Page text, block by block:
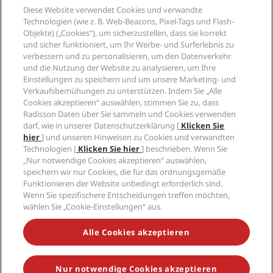
Neue und aufstrebende Hotels
Radisson Hotels APP
„Sports Approved“-Hotels
Familienfreundliche Hotels
Gesundheit & Sicherheit
Reisebüros
Radisson Hotel Group
Medien
Karriere RHG
Karriere PPHE
Karrieren EHL
The Club by RHG
Entwicklungsmöglichkeiten
Responsible Business – Unser Engagement
Einkauf
Rechtliches
Privacy Centre
Rechtliche Hinweise
Radisson Rewards Geschäftsbedingungen
Website-Nutzungsvereinbarung
Digitale Barrierefreiheit
Moderne Sklaverei – Erklärung
Hilfe
Verbrauchermeldungen
Kontakt
FAQ
Inhaltsübersicht
Soziale Medien
Marken von Radisson Hotels
VERPASSEN SIE NIEMALS UNSERE BELIEBTESTEN
ANGEBOTE
Diese Website verwendet Cookies und verwandte
Technologien (wie z. B. Web-Beacons, Pixel-Tags und Flash-
Objekte) („Cookies“), um sicherzustellen, dass sie korrekt
und sicher funktioniert, um Ihr Werbe- und Surferlebnis zu
verbessern und zu personalisieren, um den Datenverkehr
und die Nutzung der Website zu analysieren, um Ihre
Einstellungen zu speichern und um unsere Marketing- und
Verkaufsbemühungen zu unterstützen. Indem Sie „Alle
Cookies akzeptieren“ auswählen, stimmen Sie zu, dass
Radisson Daten über Sie sammeln und Cookies verwenden
darf, wie in unserer Datenschutzerklärung [ Klicken Sie
hier] und unseren Hinweisen zu Cookies und verwandten
Technologien [ Klicken Sie hier] beschrieben. Wenn Sie
„Nur notwendige Cookies akzeptieren“ auswählen,
speichern wir nur Cookies, die für das ordnungsgemäße
Funktionieren der Website unbedingt erforderlich sind.
Wenn Sie spezifischere Entscheidungen treffen möchten,
wählen Sie „Cookie-Einstellungen“ aus.
Alle Cookies akzeptieren
Nur notwendige Cookies akzeptieren